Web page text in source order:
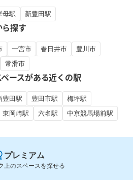
母駅 新豊田駅
探す
一宮市 春日井市
豊川市
常滑市
ースがある近くの駅
豊田駅 豊田市駅
梅坪駅
東岡崎駅 六名駅 中京競馬場前駅
プレミアム
上のスペースを探せる